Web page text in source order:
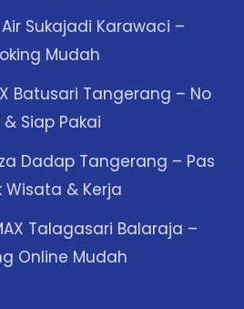
Sukajadi Karawaci –
Mudah
Batusari Tangerang – No
& Siap Pakai
Dadap Tangerang – Pas
Wisata & Kerja
Talagasari Balaraja –
Online Mudah